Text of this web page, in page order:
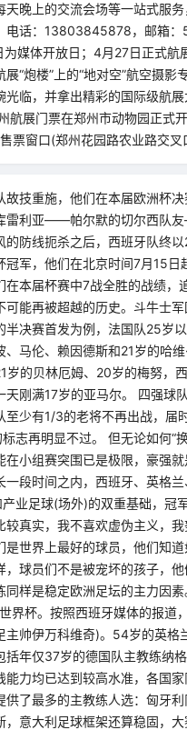
天晚上的交流会场等一站式服
电话：13803845878，邮箱：
媒体开放日；4月27日正式航
展“炮楼”上的“地对空”航空摄
光临，并拿出精彩的国际级航
航展门票在郑州市动物园正式
票窗口(郑州花园路农业路交
故技重施，他们在本届欧洲杯
雷利亚——帕尔默的切尔西队
的防线扼杀之后，西班牙队终
冠军，他们在北京时间7月15
在本届杯赛中7战全胜的战绩
可能再被超越的历史。斗牛士
半决赛首发为例，法国队25岁
、马伦、赖因德斯和21岁的哈
岁的贝林厄姆、20岁的梅努，
天刚满17岁的亚马尔。 四强球
至少有1/3的老将不再出战，届
标志再明显不过。 但无论如何“
在小组赛突围已是极限，豪强
一段时间之内，西班牙、英格
业足球(场外)的双重基础，冠
较真实，我不喜欢虚伪主义，
是世界上最好的球员，他们知
，球员们不是被宠坏的孩子，
同样是稳定欧洲足坛的主力因
界杯。按照西班牙媒体的报道
主帅伊万科维奇)。54岁的英格
括年仅37岁的德国队主教练纳
能力均已达到较高水准，各国
供了最多的主教练人选：匈牙
，意大利足球框架还算稳固，